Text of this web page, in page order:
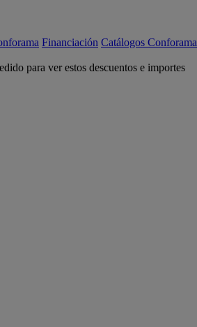
Financiación Catálogos Conforama
para ver estos descuentos e importes